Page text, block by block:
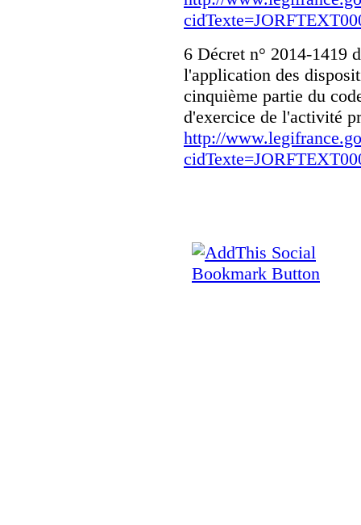
6 Décret n° 2014-1419
l'application des
cinquième partie du
d'exercice de l'activité
http://